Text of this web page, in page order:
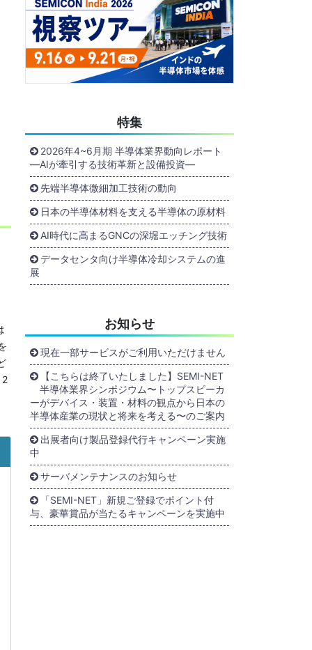
2
特集
2026年4~6月期 半導体業界動向レポート
―AIが牽引する技術革新と設備投資―
先端半導体微細加工技術の動向
日本の半導体材料を支える半導体の原材料
AI時代に高まるGNCの深堀エッチング技術
データセンタ向け半導体冷却システムの進
展
お知らせ
現在一部サービスがご利用いただけません
【こちらは終了いたしました】SEMI-NET
半導体業界シンポジウム〜トップスピーカ
ーがデバイス・装置・材料の観点から日本の
半導体産業の現状と将来を考える〜のご案内
出展者向け製品登録代行キャンペーン実施
中
サーバメンテナンスのお知らせ
「SEMI-NET」新規ご登録でポイント付
与、豪華賞品が当たるキャンペーンを実施中